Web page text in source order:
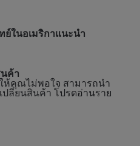
ในอเมริกาแนะนำ
ค้า
ห้คุณไม่พอใจ สามารถนำ
ลี่ยนสินค้า โปรดอ่านราย